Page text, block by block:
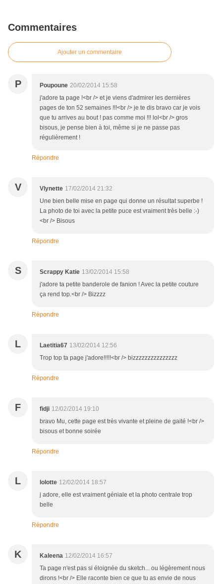
Commentaires
Ajouter un commentaire
P Poupoune 20/02/2014 15:58
j'adore ta page !<br /> et je viens d'admirer les dernières
pages de ton 52 semaines !!!<br /> je te dis bravo car je vois
que tu arrives au bout ! pas comme moi !!! lol<br /> gros
bisous, je pense bien à toi, même si je ne passe pas
régulièrement !
Répondre
V Vlynette 17/02/2014 21:32
Une bien belle mise en page qui donne un résultat superbe !
La photo de toi avec la petite puce est vraiment très belle :-)
<br /> Bisous
Répondre
S Scrappy Katie 13/02/2014 15:58
j'adore ta petite banderole de fanion ! Avec la petite couture
ça rend top.<br /> Bizzzz
Répondre
L Laetitia67 13/02/2014 12:56
Trop top ta page j'adore!!!!!<br /> bizzzzzzzzzzzzzzz
Répondre
F fidji 12/02/2014 19:10
bravo Mu, cette page est très vivante et pleine de gaité !<br />
bisous et bonne soirée
Répondre
L lolotte 12/02/2014 18:57
j adore, elle est vraiment géniale et la photo centrale trop
belle
Répondre
K Kaleena 12/02/2014 16:57
Ta page n'est pas si éloignée du sketch... ou légèrement nous
dirons !<br /> Elle raconte bien ce que tu as envie de nous